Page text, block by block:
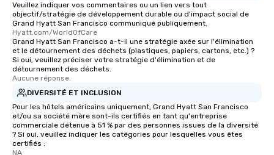
itinerary. You Get a Dinner and a Show
Our tours offer an
entertainment. All
knowledgeable,
who leads the group
along the way
ensuring there is
Veuillez indiquer vos commentaires ou un lien vers tout
objectif/stratégie de développement durable ou d'impact social de
Grand Hyatt San Francisco communiqué publiquement.
Hyatt.com/WorldOfCare
Grand Hyatt San Francisco a-t-il une stratégie axée sur l'élimination
et le détournement des déchets (plastiques, papiers, cartons, etc.) ?
Si oui, veuillez préciser votre stratégie d'élimination et de
détournement des déchets.
Aucune réponse.
DIVERSITÉ ET INCLUSION
Pour les hôtels américains uniquement, Grand Hyatt San Francisco
et/ou sa société mère sont-ils certifiés en tant qu'entreprise
commerciale détenue à 51 % par des personnes issues de la diversité
? Si oui, veuillez indiquer les catégories pour lesquelles vous êtes
certifiés :
NA